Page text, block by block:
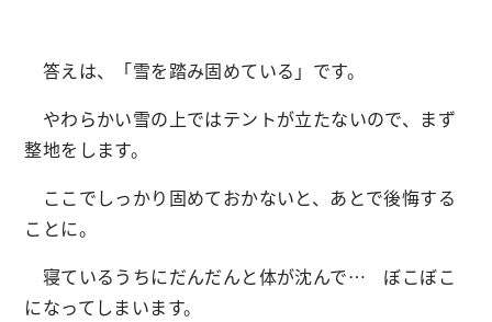
答えは、「雪を踏み固めている」です。
やわらかい雪の上ではテントが立たないので、まず
整地をします。
ここでしっかり固めておかないと、あとで後悔する
ことに。
寝ているうちにだんだんと体が沈んで… ぼこぼこ
になってしまいます。